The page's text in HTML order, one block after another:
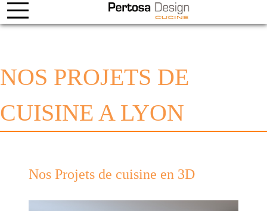
NOS PROJETS DE
CUISINE A LYON
Nos Projets de cuisine en 3D